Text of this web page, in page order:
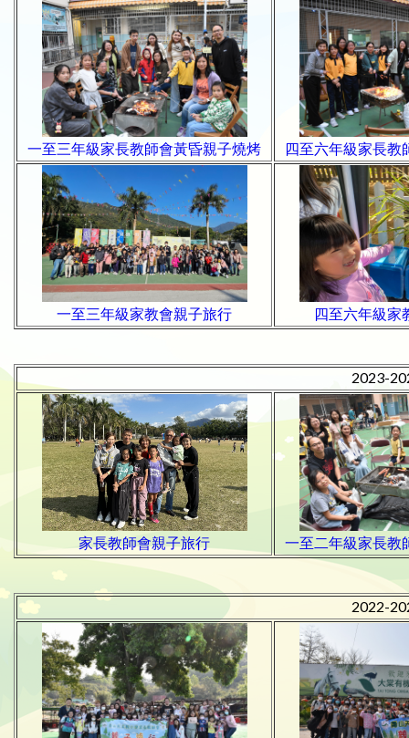
一至三年級家長教師會黃昏親子燒烤 四至六年級家長教
一至三年級家教會親子旅行 四至六年級家
2023-
家長教師會親子旅行 一至二年級家長教
2022-